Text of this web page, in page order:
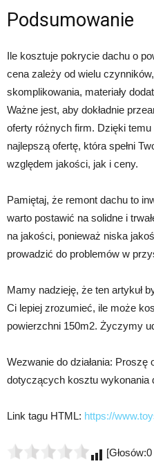
Podsumowanie
Ile kosztuje pokrycie dachu o
cena zależy od wielu
skomplikowania, materiały
Ważne jest, aby dokładnie
oferty różnych firm. Dzięki temu
najlepszą ofertę, która spełni
względem jakości, jak i ceny.
Pamiętaj, że remont dachu to
warto postawić na solidne i
na jakości, ponieważ niska
prowadzić do problemów w
Mamy nadzieję, że ten artykuł
Ci lepiej zrozumieć, ile może
powierzchni 150m2. Życzymy
Wezwanie do działania: Proszę
dotyczących kosztu wykonania
Link tagu HTML: https://